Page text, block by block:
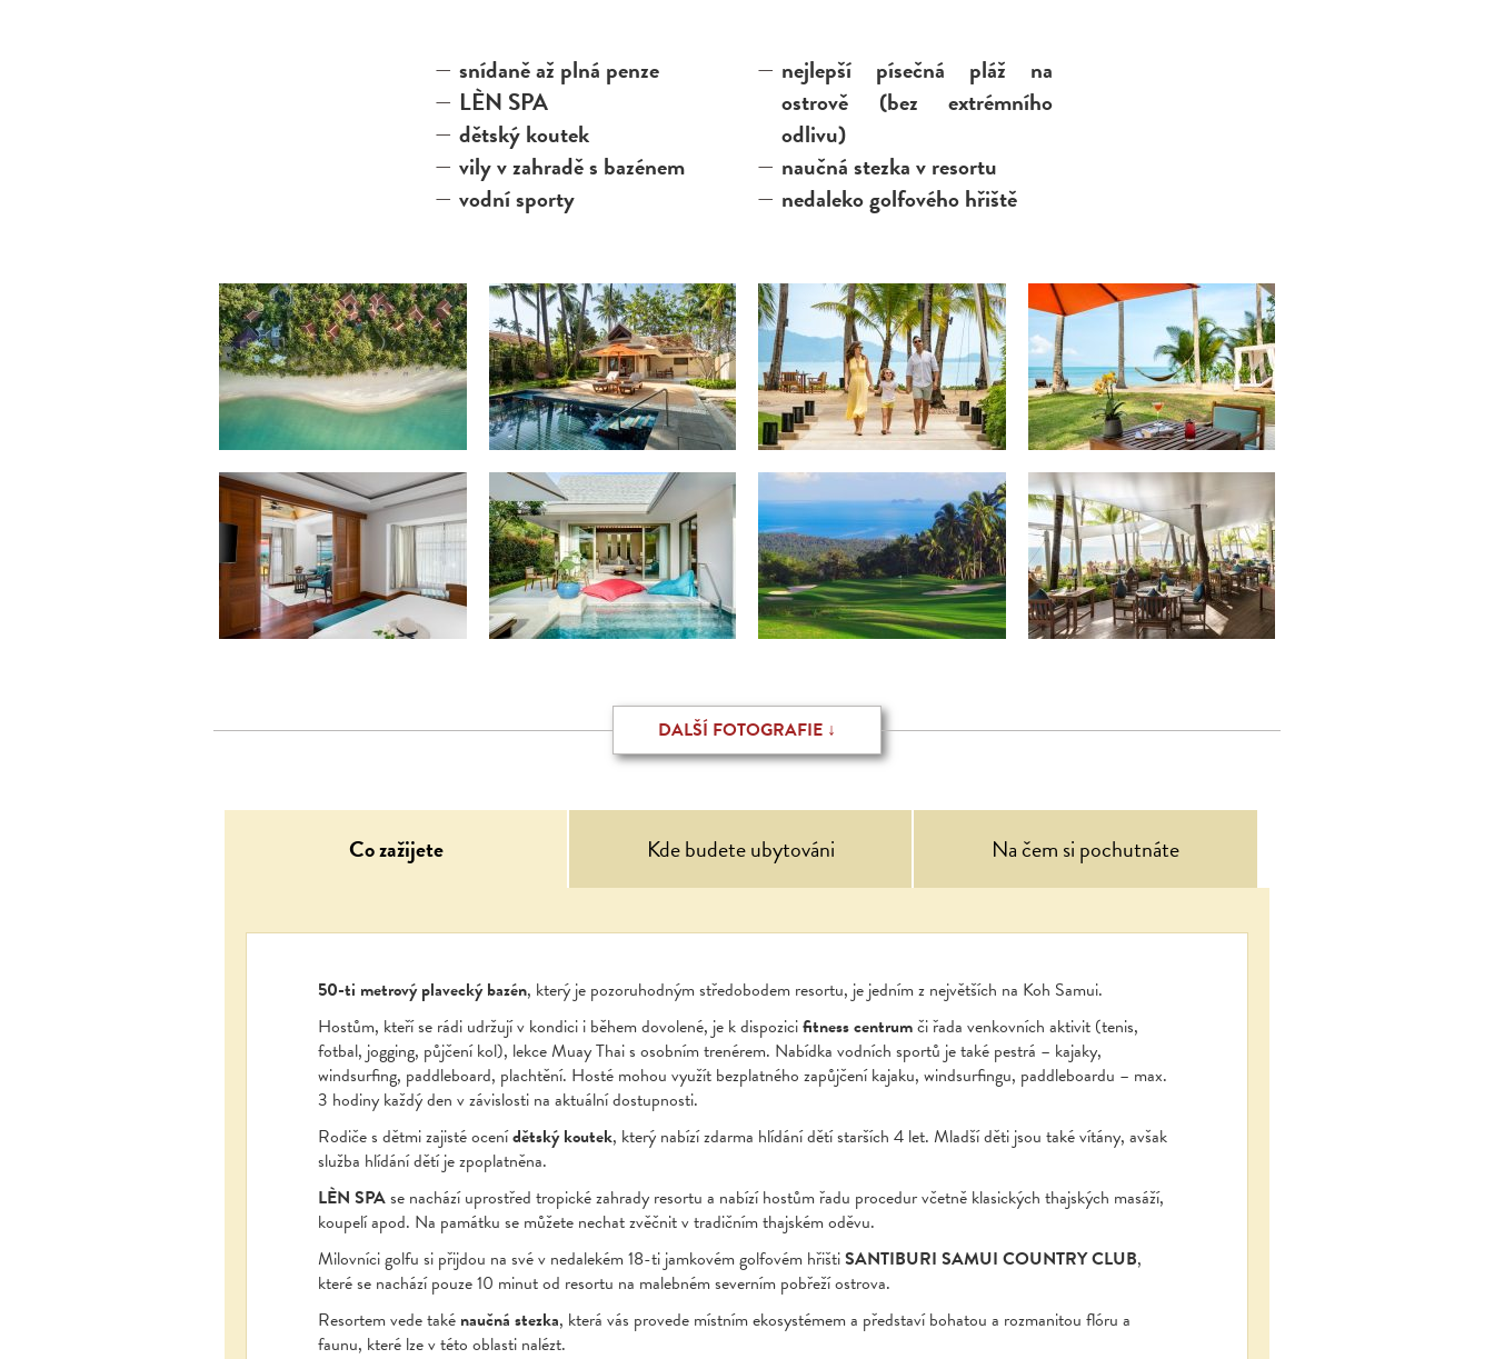
snídaně až plná penze
LÈN SPA
dětský koutek
vily v zahradě s bazénem
vodní sporty
nejlepší písečná pláž na
ostrově (bez extrémního
odlivu)
naučná stezka v resortu
nedaleko golfového hřiště
DALŠÍ FOTOGRAFIE ↓
Co zažijete Kde budete ubytováni Na čem si pochutnáte
50-ti metrový plavecký bazén, který je pozoruhodným středobodem resortu, je jedním z největších na Koh Samui.
Hostům, kteří se rádi udržují v kondici i během dovolené, je k dispozicifitness centrumči řada venkovních aktivit (tenis,
fotbal, jogging, půjčení kol), lekce Muay Thai s osobním trenérem. Nabídka vodních sportů je také pestrá – kajaky,
windsurfing, paddleboard, plachtění. Hosté mohou využít bezplatného zapůjčení kajaku, windsurfingu, paddleboardu – max.
3 hodiny každý den v závislosti na aktuální dostupnosti.
Rodiče s dětmi zajisté ocenídětský koutek, který nabízí zdarma hlídání dětí starších 4 let. Mladší děti jsou také vítány, avšak
služba hlídání dětí je zpoplatněna.
LÈN SPAse nachází uprostřed tropické zahrady resortu a nabízí hostům řadu procedur včetně klasických thajských masáží,
koupelí apod. Na památku se můžete nechat zvěčnit v tradičním thajském oděvu.
Milovníci golfu si přijdou na své v nedalekém 18-ti jamkovém golfovém hřištiSANTIBURI SAMUI COUNTRY CLUB,
které se nachází pouze 10 minut od resortu na malebném severním pobřeží ostrova.
Resortem vede také naučná stezka, která vás provede místním ekosystémem a představí bohatou a rozmanitou flóru a
faunu, které lze v této oblasti nalézt.